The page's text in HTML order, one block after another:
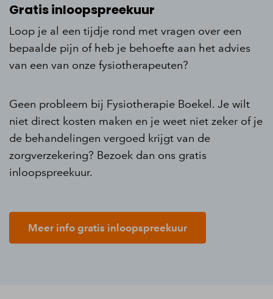
Gratis inloopspreekuur
Loop je al een tijdje rond met vragen over een
bepaalde pijn of heb je behoefte aan het advies
van een van onze fysiotherapeuten?
Geen probleem bij Fysiotherapie Boekel. Je wilt
niet direct kosten maken en je weet niet zeker of je
de behandelingen vergoed krijgt van de
zorgverzekering? Bezoek dan ons gratis
inloopspreekuur.
Meer info gratis inloopspreekuur